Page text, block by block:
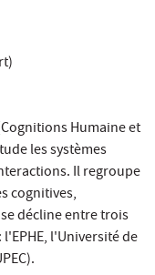
Humaine et
les systèmes
Il regroupe
cognitives,
décline entre trois
l'Université de